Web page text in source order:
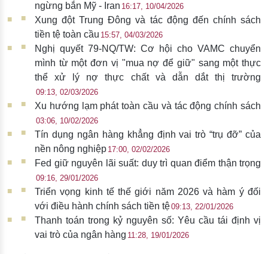
ngừng bắn Mỹ - Iran 16:17, 10/04/2026
Xung đột Trung Đông và tác động đến chính sách
tiền tệ toàn cầu 15:57, 04/03/2026
Nghị quyết 79-NQ/TW: Cơ hội cho VAMC chuyển
mình từ một đơn vị "mua nợ để giữ" sang một thực
thể xử lý nợ thực chất và dẫn dắt thị trường
09:13, 02/03/2026
Xu hướng lạm phát toàn cầu và tác động chính sách
03:06, 10/02/2026
Tín dụng ngân hàng khẳng định vai trò “trụ đỡ” của
nền nông nghiệp 17:00, 02/02/2026
Fed giữ nguyên lãi suất: duy trì quan điểm thận trọng
09:16, 29/01/2026
Triển vọng kinh tế thế giới năm 2026 và hàm ý đối
với điều hành chính sách tiền tệ09:13, 22/01/2026
Thanh toán trong kỷ nguyên số: Yêu cầu tái định vị
vai trò của ngân hàng 11:28, 19/01/2026